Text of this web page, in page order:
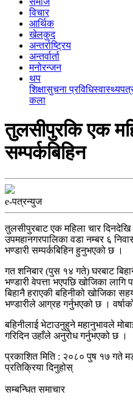
विचार
आर्थिक
खेलकुद
अन्तर्राष्ट्रिय
अन्तर्वार्ता
मनोरन्जन
थप
शिक्षासुचना प्रविधिस्वास्थ्य
कला
तुलसीपुरकि एक
सम्पर्कबिहिन
e-पत्रन्युज
तुलसीपुरबाट एक महिला चार
उपमहानगरपालिका वडा नम्बर ६
भण्डारी सम्पर्कबिहिन हुनुभएको छ ।
गत शनिबार (पुस १४ गते) घरबाट
भण्डारी वेपत्ता भएपछि खोजिका
बिहानै हराएकी बहिनीको खोजिका
भण्डारीले आग्रह गर्नुभएको छ ।
बहिनीलाई भेटाउनुहुने महानुभावले
गरिदिन उहाँले अनुरोध गर्नुभएको छ ।
प्रकाशित मिति : २०८० पुष १७ गते
प्रतिक्रिया दिनुहोस्
सम्बन्धित समाचार